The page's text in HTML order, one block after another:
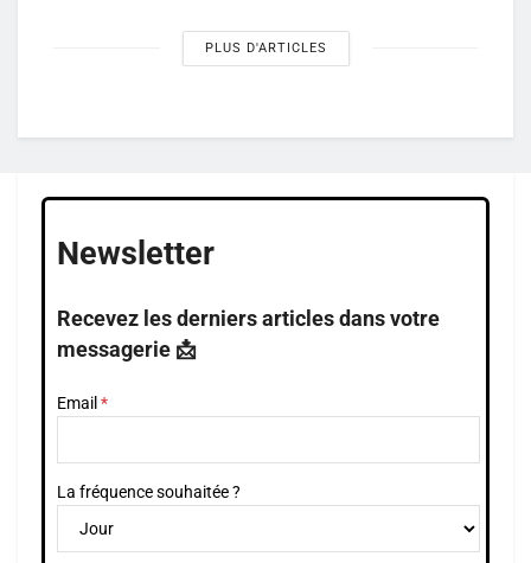
PLUS D'ARTICLES
Newsletter
Recevez les derniers articles dans votre
messagerie 📩
Email
La fréquence souhaitée ?